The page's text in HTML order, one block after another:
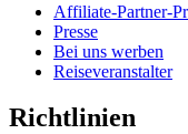
Affiliate-Partner-
Presse
Bei uns werben
Reiseveranstalter
Richtlinien